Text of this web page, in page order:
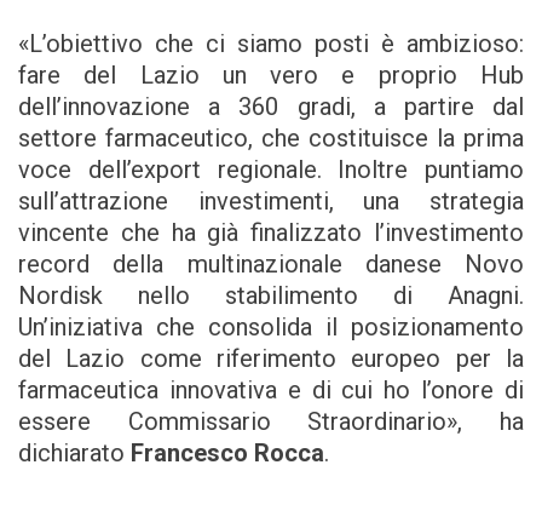
«L’obiettivo che ci siamo posti è ambizioso:
fare del Lazio un vero e proprio Hub
dell’innovazione a 360 gradi, a partire dal
settore farmaceutico, che costituisce la prima
voce dell’export regionale. Inoltre puntiamo
sull’attrazione investimenti, una strategia
vincente che ha già finalizzato l’investimento
record della multinazionale danese Novo
Nordisk nello stabilimento di Anagni.
Un’iniziativa che consolida il posizionamento
del Lazio come riferimento europeo per la
farmaceutica innovativa e di cui ho l’onore di
essere Commissario Straordinario», ha
dichiarato Francesco Rocca.